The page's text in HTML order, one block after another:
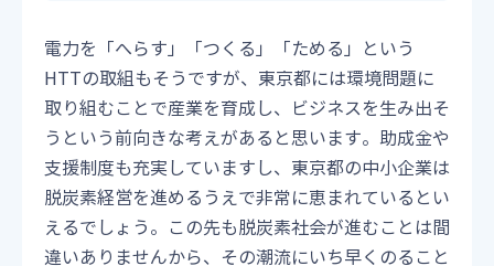
電力を「へらす」「つくる」「ためる」という
HTTの取組もそうですが、東京都には環境問題に
取り組むことで産業を育成し、ビジネスを生み出そ
うという前向きな考えがあると思います。助成金や
支援制度も充実していますし、東京都の中小企業は
脱炭素経営を進めるうえで非常に恵まれているとい
えるでしょう。この先も脱炭素社会が進むことは間
違いありませんから、その潮流にいち早くのること